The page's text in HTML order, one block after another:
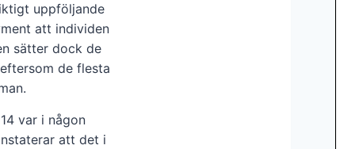
uppföljande
att individen
sätter dock de
de flesta
var i någon
att det i